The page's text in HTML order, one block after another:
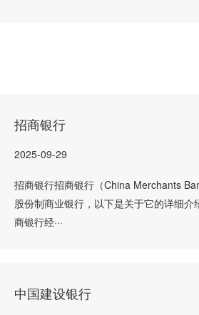
招商银行
2025-09-29
招商银行招商银行（China Merchants
股份制商业银行，以下是关于它的详细
商银行经···
中国建设银行